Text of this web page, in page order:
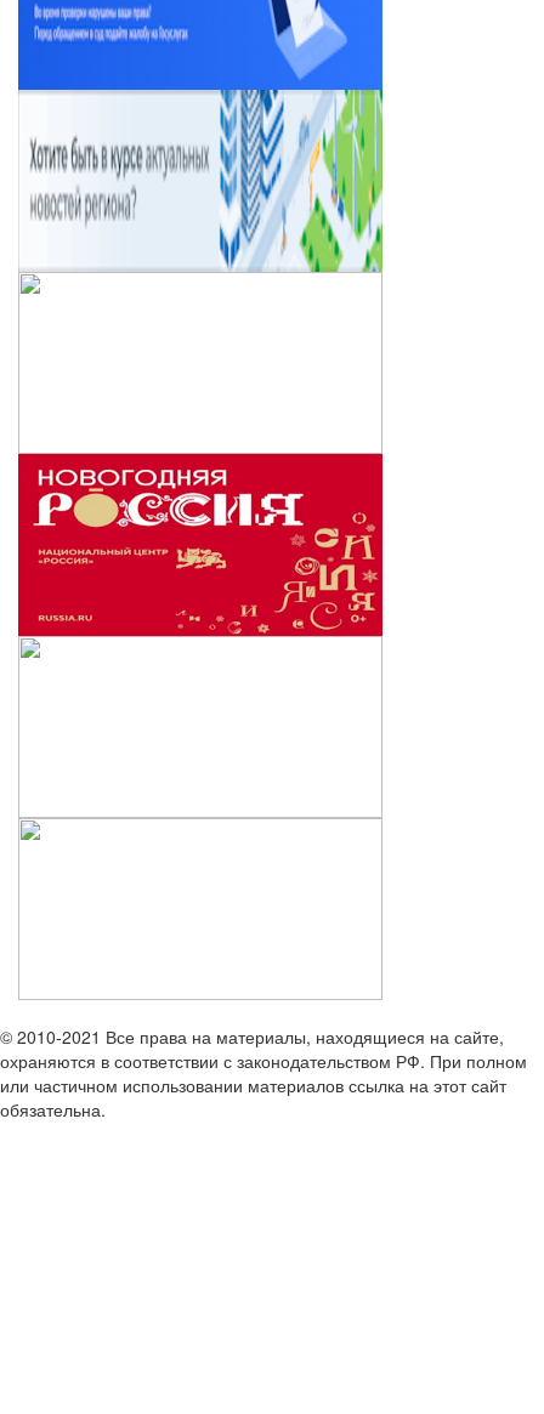
© 2010-2021 Все права на материалы, находящиеся на сайте,
охраняются в соответствии с законодательством РФ. При полном
или частичном использовании материалов ссылка на этот сайт
обязательна.